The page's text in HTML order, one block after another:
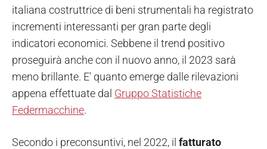
italiana costruttrice di beni strumentali ha registrato
incrementi interessanti per gran parte degli
indicatori economici. Sebbene il trend positivo
proseguirà anche con il nuovo anno, il 2023 sarà
meno brillante. E' quanto emerge dalle rilevazioni
appena effettuate dal Gruppo Statistiche
Federmacchine.
Secondo i preconsuntivi, nel 2022, il fatturato